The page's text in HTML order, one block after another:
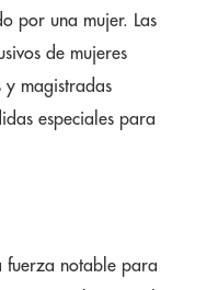
por una mujer. Las
de mujeres
y magistradas
especiales para
fuerza notable para